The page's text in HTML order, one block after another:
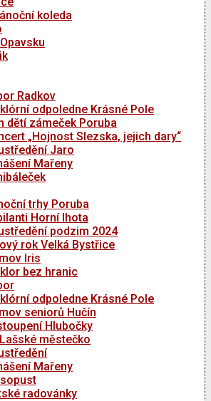
koleda
Radkov
odpoledne Krásné Pole
dětí zámeček Poruba
„Hojnost Slezska, jejich dary“
Jaro
Mařeny
trhy Poruba
Horní lhota
podzim 2024
rok Velká Bystřice
Iris
bez hranic
odpoledne Krásné Pole
seniorů Hučín
Hlubočky
městečko
Mařeny
radovánky